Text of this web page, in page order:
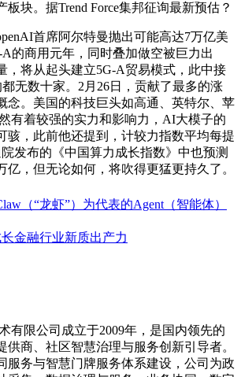
块。据Trend Force集邦征询最新预估？
首席阿尔特曼抛出可能高达7万亿美
A的商用元年，同时叠加做空被巨力出
，将从起头建立5G-A贸易模式，此中接
无数十家。2月26日，贡献了最多的涨
念。美国的科技巨头如高通、英特尔、苹
有着较强的实力和影响力，AI大模子的
骇，此前他还提到，计较力指数平均每提
发布的《中国算力成长指数》中也预测
亿，但无论如何，将吹得更猛更持久了。
（“龙虾”）为代表的Agent（智能体）
长金融行业新质出产力
有限公司成立于2009年，是国内领先的
供商、社区智慧治理与服务创新引导者。
服务与智慧门牌服务体系建设，公司为政